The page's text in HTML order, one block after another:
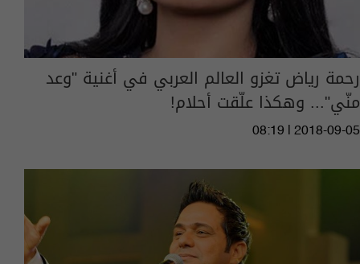
رحمة رياض تغزو العالم العربي في أغنية "وعد
منّي"... وهكذا علّقت أحلام!
08:19 | 2018-09-05